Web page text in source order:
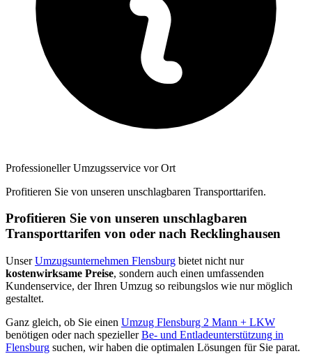
Professioneller Umzugsservice vor Ort
Profitieren Sie von unseren unschlagbaren Transporttarifen.
Profitieren Sie von unseren unschlagbaren
Transporttarifen von oder nach Recklinghausen
UnserUmzugsunternehmen Flensburg bietet nicht nur
kostenwirksame Preise, sondern auch einen umfassenden
Kundenservice, der Ihren Umzug so reibungslos wie nur möglich
gestaltet.
Ganz gleich, ob Sie einen Umzug Flensburg 2 Mann + LKW
benötigen oder nach speziellerBe- und Entladeunterstützung in
Flensburg suchen, wir haben die optimalen Lösungen für Sie parat.